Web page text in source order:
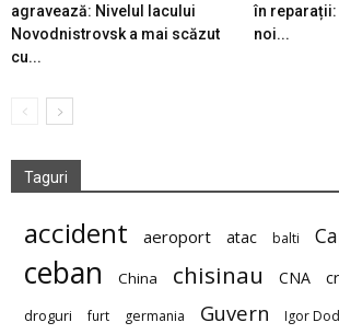
agravează: Nivelul lacului
Novodnistrovsk a mai scăzut
cu...
în reparații:
noi...
Taguri
accident aeroport atac balti
ceban China chisinau CNA
droguri furt germania Guvern Igor